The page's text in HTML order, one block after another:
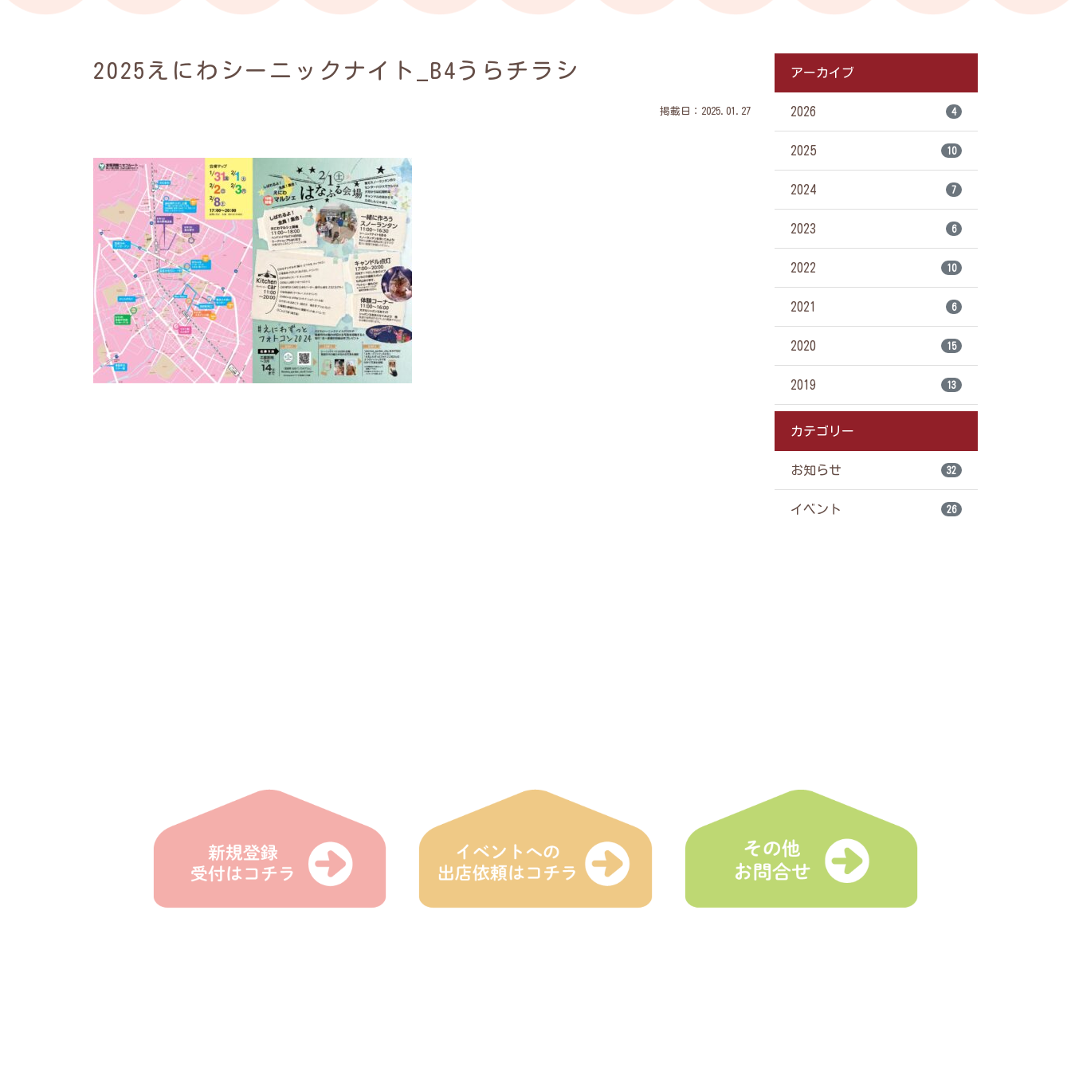
2025えにわシーニックナイト_B4うらチラシ
掲載日：2025.01.27
アーカイブ
2026 4
2025 10
2024 7
2023 6
2022 10
2021 6
2020 15
2019 13
カテゴリー
お知らせ 32
イベント 26